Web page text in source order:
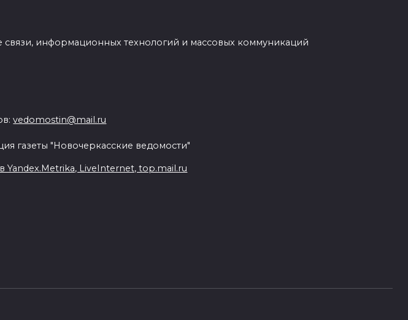
информационных технологий и массовых коммуникаций
vedomostin@mail.ru
газеты "Новочеркасские ведомости"
LiveInternet, top.mail.ru